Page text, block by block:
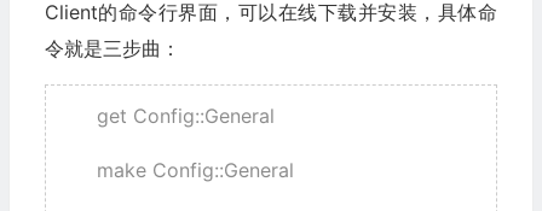
Client的命令行界面，可以在线下载并安装，具体命
令就是三步曲：
get Config::General
make Config::General